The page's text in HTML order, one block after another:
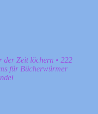
der Zeit löchern • 222
für Bücherwürmer